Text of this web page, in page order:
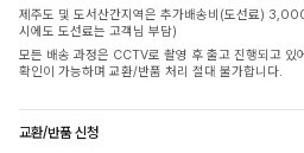
제주도 및 도서산간지역은 추가배송비(도선료)
시에도 도선료는 고객님 부담)
모든 배송 과정은 CCTV로 촬영 후 출고 진행되고 있
확인이 가능하며 교환/반품 처리 절대 불가합니다.
교환/반품 신청